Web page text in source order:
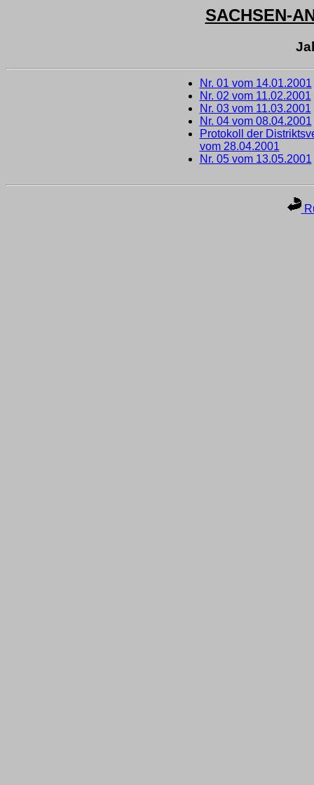
SACHSEN-
Nr. 01 vom 14.01.2001
Nr. 02 vom 11.02.2001
Nr. 03 vom 11.03.2001
Nr. 04 vom 08.04.2001
Protokoll der
vom 28.04.2001
Nr. 05 vom 13.05.2001